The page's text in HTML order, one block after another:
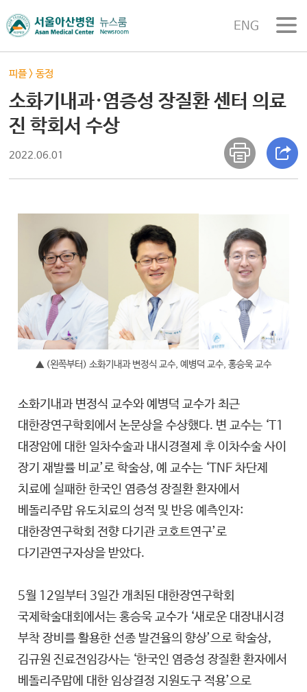
ENG
피플>동정
소화기내과·염증성 장질환 센터 의료
진 학회서 수상
2022.06.01
▲ (왼쪽부터) 소화기내과 변정식 교수, 예병덕 교수, 홍승욱 교수
소화기내과 변정식 교수와 예병덕 교수가 최근
대한장연구학회에서 논문상을 수상했다. 변 교수는 ‘T1
대장암에 대한 일차수술과 내시경절제 후 이차수술 사이
장기 재발률 비교’로 학술상, 예 교수는 ‘TNF 차단제
치료에 실패한 한국인 염증성 장질환 환자에서
베돌리주맙 유도치료의 성적 및 반응 예측인자:
대한장연구학회 전향 다기관 코호트연구’로
다기관연구자상을 받았다.
5월 12일부터 3일간 개최된 대한장연구학회
국제학술대회에서는 홍승욱 교수가 ‘새로운 대장내시경
부착 장비를 활용한 선종 발견율의 향상’으로 학술상,
김규원 진료전임강사는 ‘한국인 염증성 장질환 환자에서
베돌리주맙에 대한 임상결정 지원도구 적용’으로